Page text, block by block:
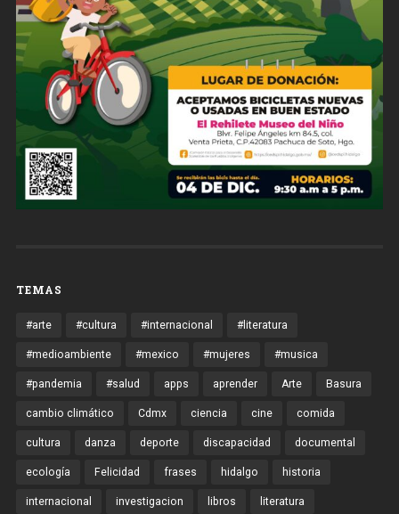
TEMAS
#arte #cultura #internacional #literatura
#medioambiente #mexico #mujeres #musica
#pandemia #salud apps aprender Arte Basura
cambio climático Cdmx ciencia cine comida
cultura danza deporte discapacidad documental
ecología Felicidad frases hidalgo historia
internacional investigacion libros literatura